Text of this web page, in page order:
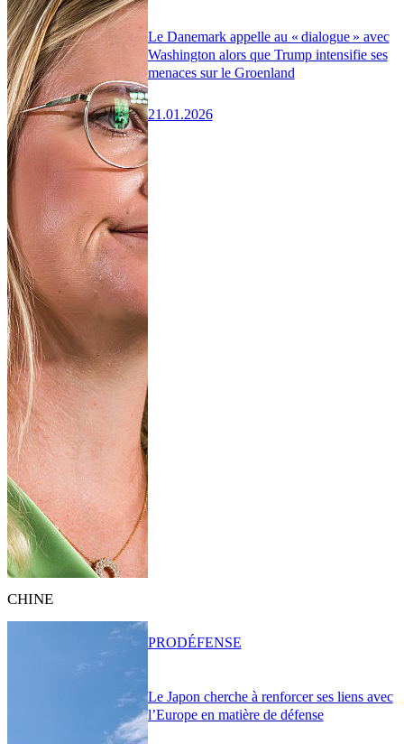
Le Danemark appelle au « dialogue » avec
Washington alors que Trump intensifie ses
menaces sur le Groenland
21.01.2026
CHINE
Le Japon cherche à renforcer ses liens avec
l’Europe en matière de défense
PRODÉFENSE